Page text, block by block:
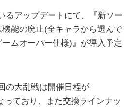
るアップデートにて、『新ソー
機能の廃止(全キャラから選んで
ムオーバー仕様)』が導入予定
の大乱戦は開催日程が
っており、また交換ラインナッ